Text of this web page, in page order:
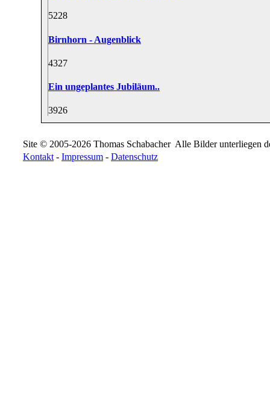
5228
Birnhorn - Augenblick
4327
Ein ungeplantes Jubiläum..
3926
Site © 2005-2026 Thomas Schabacher Alle Bilder unterliegen
Kontakt - Impressum - Datenschutz